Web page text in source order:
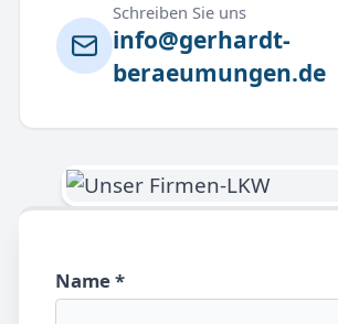
Schreiben Sie uns
info@gerhardt-
beraeumungen.de
Name *